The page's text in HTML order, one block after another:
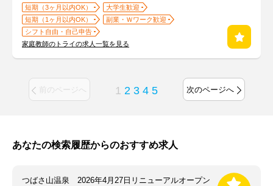
短期（3ヶ月以内OK）
大学生歓迎
短期（1ヶ月以内OK）
副業・Ｗワーク歓迎
シフト自由・自己申告
家庭教師のトライの求人一覧を見る
前のページへ 1 2 3 4 5 次のページへ
あなたの検索履歴からのおすすめ求人
つばさ山温泉 2026年4月27日リニューアルオープン